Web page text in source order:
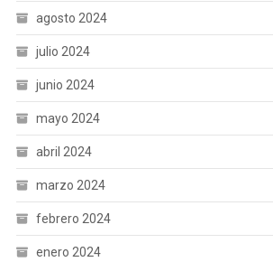
agosto 2024
julio 2024
junio 2024
mayo 2024
abril 2024
marzo 2024
febrero 2024
enero 2024